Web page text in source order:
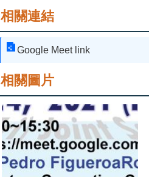
相關連結
Google Meet link
相關圖片